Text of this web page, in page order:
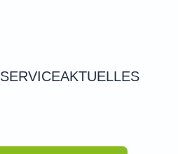
SERVICEAKTUELLES